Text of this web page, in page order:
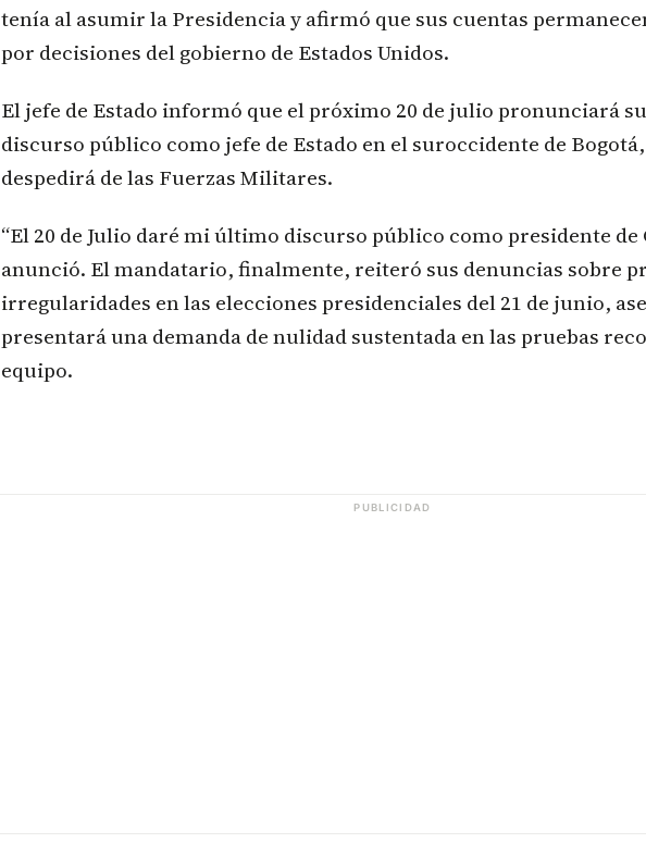
tenía al asumir la Presidencia y afirmó que sus cuentas
por decisiones del gobierno de Estados Unidos.
El jefe de Estado informó que el próximo 20 de julio pronunciará
discurso público como jefe de Estado en el suroccidente de
despedirá de las Fuerzas Militares.
“El 20 de Julio daré mi último discurso público como presidente de
anunció. El mandatario, finalmente, reiteró sus denuncias sobre
irregularidades en las elecciones presidenciales del 21 de junio,
presentará una demanda de nulidad sustentada en las pruebas
equipo.
PUBLICIDAD